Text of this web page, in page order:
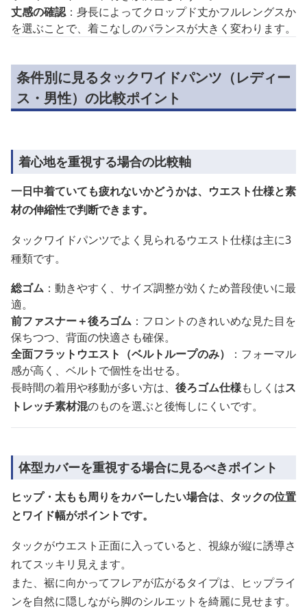
丈感の確認：身長によってクロップド丈かフルレングスか
を選ぶことで、着こなしのバランスが大きく変わります。
条件別に見るタックワイドパンツ（レディー
ス・男性）の比較ポイント
着心地を重視する場合の比較軸
一日中着ていても疲れないかどうかは、ウエスト仕様と素
材の伸縮性で判断できます。
タックワイドパンツでよく見られるウエスト仕様は主に3
種類です。
総ゴム ：動きやすく、サイズ調整が効くため普段使いに最
適。
前ファスナー＋後ろゴム ：フロントのきれいめな見た目を
保ちつつ、背面の快適さも確保。
全面フラットウエスト（ベルトループのみ）
：フォーマル
感が高く、ベルトで個性を出せる。
長時間の着用や移動が多い方は、 後ろゴム仕様もしくはス
トレッチ素材混のものを選ぶと後悔しにくいです。
体型カバーを重視する場合に見るべきポイント
ヒップ・太もも周りをカバーしたい場合は、タックの位置
とワイド幅がポイントです。
タックがウエスト正面に入っていると、視線が縦に誘導さ
れてスッキリ見えます。
また、裾に向かってフレアが広がるタイプは、ヒップライ
ンを自然に隠しながら脚のシルエットを綺麗に見せます。